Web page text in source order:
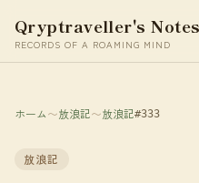
Qryptraveller's Notes
RECORDS OF A ROAMING MIND
ホーム〜放浪記〜放浪記#333
放浪記